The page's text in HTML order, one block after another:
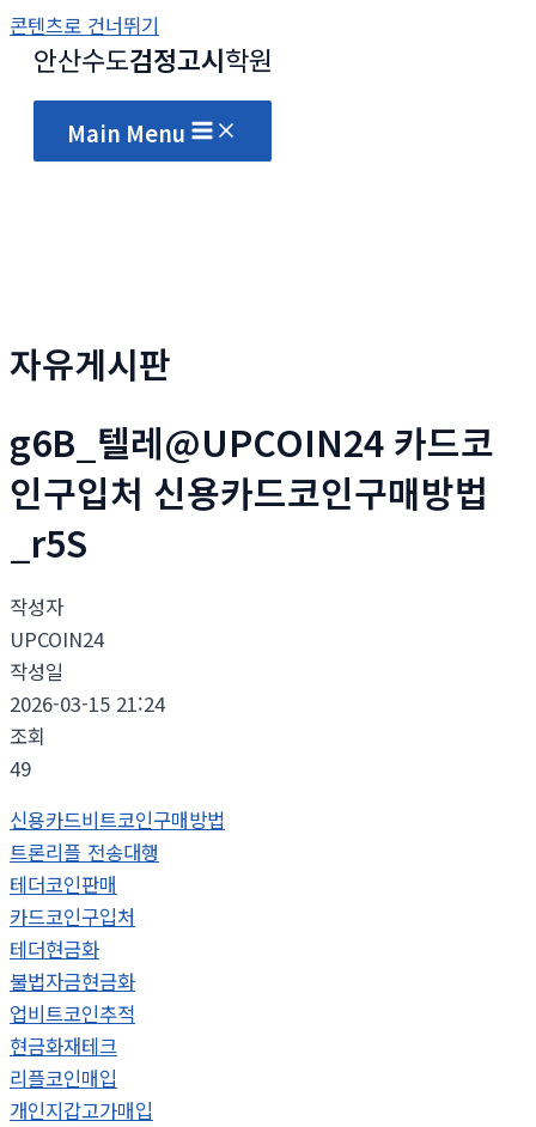
콘텐츠로 건너뛰기
안산수도검정고시학원
Main Menu
자유게시판
g6B_텔레@UPCOIN24 카드코
인구입처 신용카드코인구매방법
_r5S
작성자
UPCOIN24
작성일
2026-03-15 21:24
조회
49
신용카드비트코인구매방법
트론리플 전송대행
테더코인판매
카드코인구입처
테더현금화
불법자금현금화
업비트코인추적
현금화재테크
리플코인매입
개인지갑고가매입